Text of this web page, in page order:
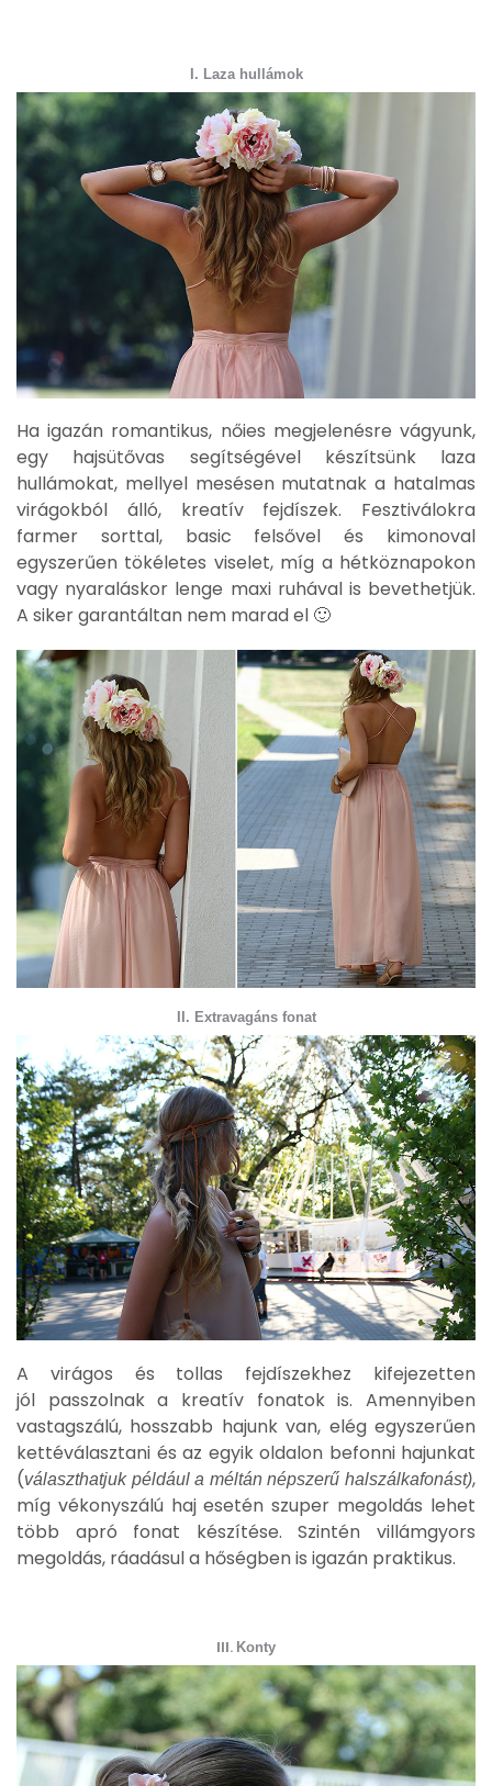
I. Laza hullámok
Ha igazán romantikus, nőies megjelenésre vágyunk,
egy hajsütővas segítségével készítsünk laza
hullámokat, mellyel mesésen mutatnak a hatalmas
virágokból álló, kreatív fejdíszek. Fesztiválokra
farmer sorttal, basic felsővel és kimonoval
egyszerűen tökéletes viselet, míg a hétköznapokon
vagy nyaraláskor lenge maxi ruhával is bevethetjük.
A siker garantáltan nem marad el 🙂
II. Extravagáns fonat
A virágos és tollas fejdíszekhez kifejezetten
jól passzolnak a kreatív fonatok is. Amennyiben
vastagszálú, hosszabb hajunk van, elég egyszerűen
kettéválasztani és az egyik oldalon befonni hajunkat
(választhatjuk például a méltán népszerű halszálkafonást),
míg vékonyszálú haj esetén szuper megoldás lehet
több apró fonat készítése. Szintén villámgyors
megoldás, ráadásul a hőségben is igazán praktikus.
III. Konty